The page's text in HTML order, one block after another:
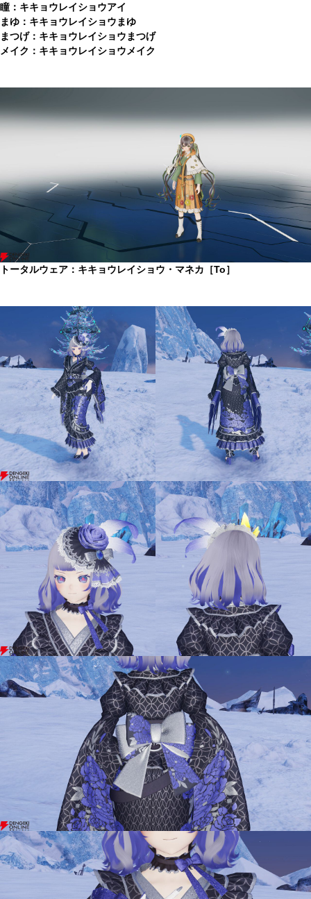
瞳：キキョウレイショウアイ
まゆ：キキョウレイショウまゆ
まつげ：キキョウレイショウまつげ
メイク：キキョウレイショウメイク
トータルウェア：キキョウレイショウ・マネカ［To］